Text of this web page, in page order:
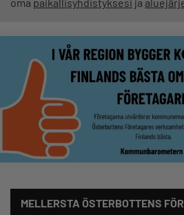
MELLERSTA ÖSTERBOTTENS
Innehållstyp: alla